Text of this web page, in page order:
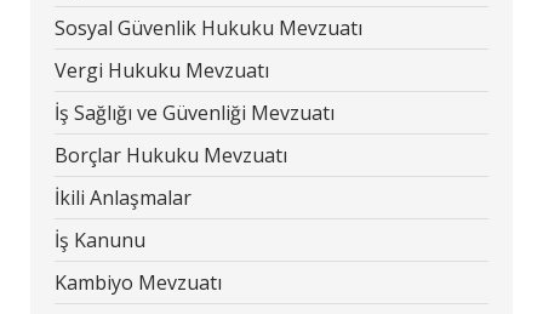
Sosyal Güvenlik Hukuku Mevzuatı
Vergi Hukuku Mevzuatı
İş Sağlığı ve Güvenliği Mevzuatı
Borçlar Hukuku Mevzuatı
İkili Anlaşmalar
İş Kanunu
Kambiyo Mevzuatı